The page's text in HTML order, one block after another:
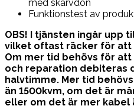
med skarvdon
Funktionstest av
OBS! I tjänsten ingår upp
vilket oftast räcker för
Om mer tid behövs för
och reparation debiteras
halvtimme. Mer tid
än 1500kvm, om det är
eller om det är mer kabel